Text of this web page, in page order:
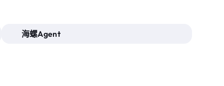
海螺Agent